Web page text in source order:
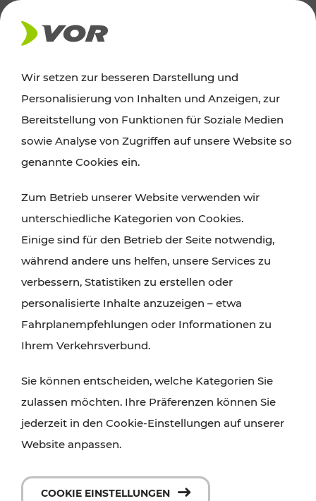
AKTUELLES
Ausflugstipps
Wien, Niederösterreich und das Burgenland
Wanderungen, Kultur und Gastronomie,
Radtouren oder purer Naturgenuss – viele
Attraktionen sind mit den Ticket- und Fahrplan-
Angeboten des VOR gut und schnell erreichbar.
Wir setzen zur besseren Darstellung und
Personalisierung von Inhalten und Anzeigen, zur
Bereitstellung von Funktionen für Soziale Medien
sowie Analyse von Zugriffen auf unsere Website so
genannte Cookies ein.
Zum Betrieb unserer Website verwenden wir
unterschiedliche Kategorien von Cookies.
Einige sind für den Betrieb der Seite notwendig,
während andere uns helfen, unsere Services zu
verbessern, Statistiken zu erstellen oder
personalisierte Inhalte anzuzeigen – etwa
Fahrplanempfehlungen oder Informationen zu
Ihrem Verkehrsverbund.
Sie können entscheiden, welche Kategorien Sie
zulassen möchten. Ihre Präferenzen können Sie
jederzeit in den Cookie-Einstellungen auf unserer
Website anpassen.
COOKIE EINSTELLUNGEN